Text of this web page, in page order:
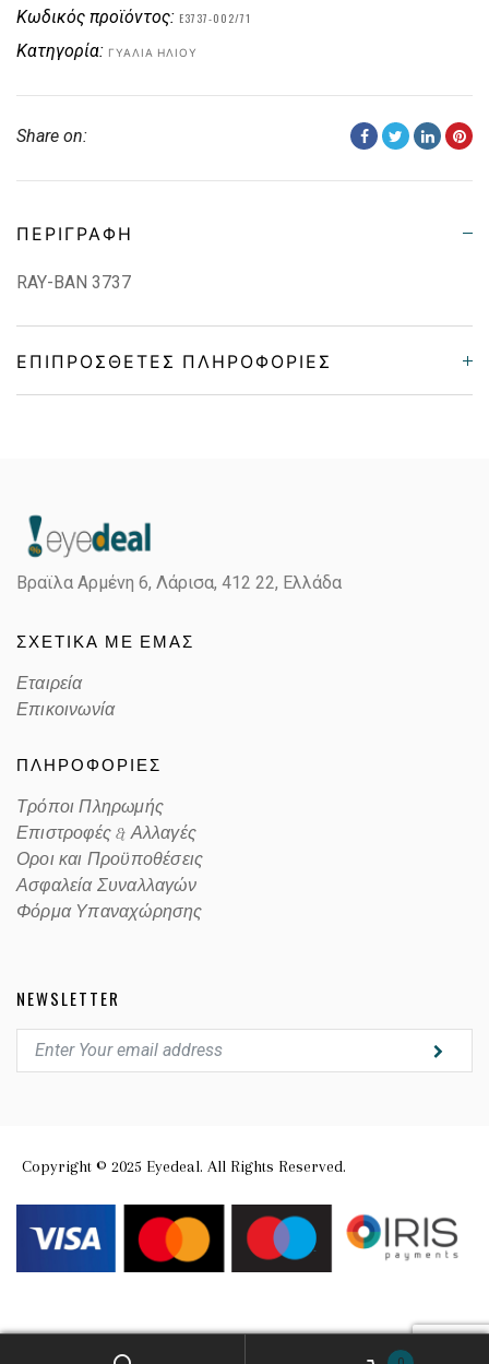
Κωδικός προϊόντος: E3737-002/71
Κατηγορία: ΓΥΑΛΙΆ ΗΛΊΟΥ
Share on:
ΠΕΡΙΓΡΑΦΉ
RAY-BAN 3737
ΕΠΙΠΡΌΣΘΕΤΕΣ ΠΛΗΡΟΦΟΡΊΕΣ
Color
Lens Color GREEN
Color code
Βραϊλα Αρμένη 6, Λάρισα, 412 22, Ελλάδα
ΣΧΕΤΙΚΑ ΜΕ ΕΜΑΣ
Εταιρεία
Επικοινωνία
ΠΛΗΡΟΦΟΡΙΕΣ
Τρόποι Πληρωμής
Επιστροφές & Αλλαγές
Οροι και Προϋποθέσεις
Ασφαλεία Συναλλαγών
Φόρμα Υπαναχώρησης
NEWSLETTER
Copyright © 2025 Eyedeal. All Rights Reserved.